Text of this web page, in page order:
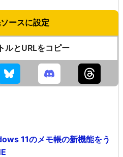
ースに設定
ルとURLをコピー
11のメモ帳の新機能をう